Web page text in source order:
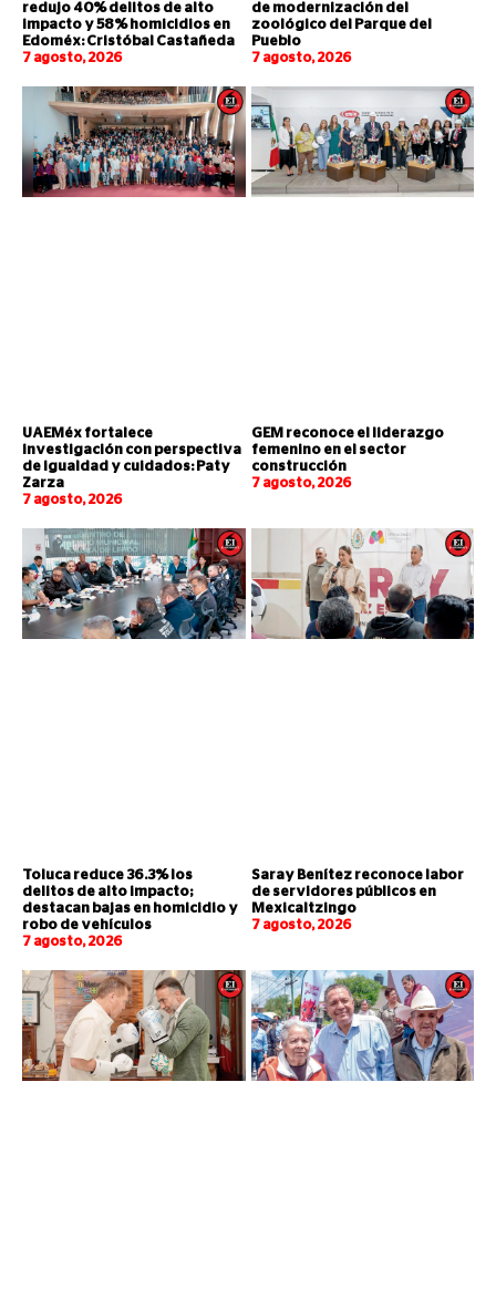
redujo 40% delitos de alto
impacto y 58% homicidios en
Edoméx: Cristóbal Castañeda
7 agosto, 2026
de modernización del
zoológico del Parque del
Pueblo
7 agosto, 2026
UAEMéx fortalece
investigación con perspectiva
de igualdad y cuidados: Paty
Zarza
7 agosto, 2026
GEM reconoce el liderazgo
femenino en el sector
construcción
7 agosto, 2026
Toluca reduce 36.3% los
delitos de alto impacto;
destacan bajas en homicidio y
robo de vehículos
7 agosto, 2026
Saray Benítez reconoce labor
de servidores públicos en
Mexicaltzingo
7 agosto, 2026